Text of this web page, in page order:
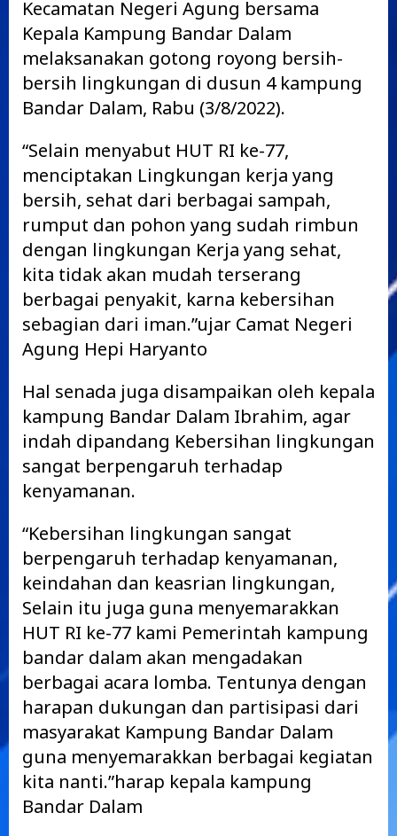
Kecamatan Negeri Agung bersama
Kepala Kampung Bandar Dalam
melaksanakan gotong royong bersih-
bersih lingkungan di dusun 4 kampung
Bandar Dalam, Rabu (3/8/2022).
“Selain menyabut HUT RI ke-77,
menciptakan Lingkungan kerja yang
bersih, sehat dari berbagai sampah,
rumput dan pohon yang sudah rimbun
dengan lingkungan Kerja yang sehat,
kita tidak akan mudah terserang
berbagai penyakit, karna kebersihan
sebagian dari iman.”ujar Camat Negeri
Agung Hepi Haryanto
Hal senada juga disampaikan oleh kepala
kampung Bandar Dalam Ibrahim, agar
indah dipandang Kebersihan lingkungan
sangat berpengaruh terhadap
kenyamanan.
“Kebersihan lingkungan sangat
berpengaruh terhadap kenyamanan,
keindahan dan keasrian lingkungan,
Selain itu juga guna menyemarakkan
HUT RI ke-77 kami Pemerintah kampung
bandar dalam akan mengadakan
berbagai acara lomba. Tentunya dengan
harapan dukungan dan partisipasi dari
masyarakat Kampung Bandar Dalam
guna menyemarakkan berbagai kegiatan
kita nanti.”harap kepala kampung
Bandar Dalam